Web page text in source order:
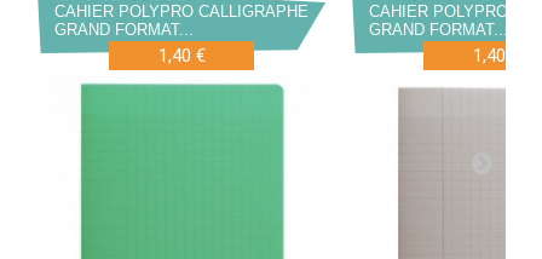
CAHIER POLYPRO CALLIGRAPHE
GRAND FORMAT...
1,40 €
CAHIER POLYPRO
GRAND FORMAT...
1,40 €